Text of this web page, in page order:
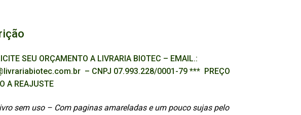
SEU ORÇAMENTO A LIVRARIA BIOTEC – EMAIL.:
– CNPJ 07.993.228/0001-79 *** PREÇO
A REAJUSTE
sem uso – Com paginas amareladas e um pouco sujas pelo